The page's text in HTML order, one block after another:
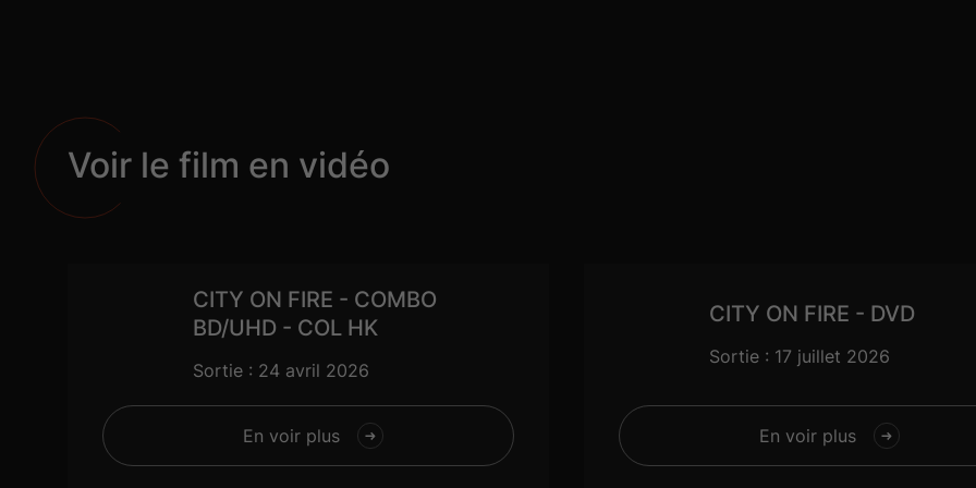
Voir le film en vidéo
CITY ON FIRE - COMBO
BD/UHD - COL HK
Sortie : 24 avril 2026
En voir plus
CITY ON FIRE - DVD
Sortie : 17 juillet 2026
En voir plus